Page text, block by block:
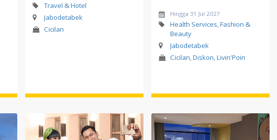
Travel & Hotel
Jabodetabek
Cicilan
Hingga 31 Jul 2027
Health Services, Fashion &
Beauty
Jabodetabek
Cicilan, Diskon, Livin'Poin